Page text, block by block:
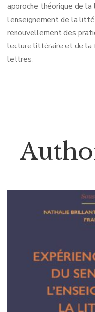
approche théorique de
l’enseignement de la
renouvellement des
lecture littéraire et de la
lettres.